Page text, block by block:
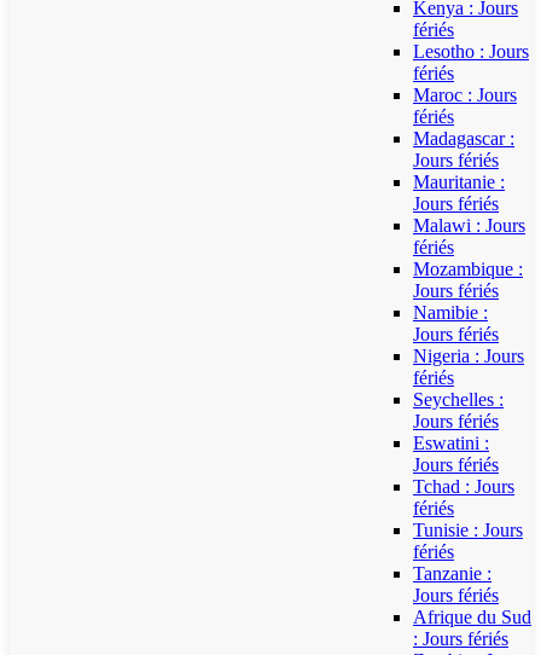
Kenya : Jours
fériés
Lesotho : Jours
fériés
Maroc : Jours
fériés
Madagascar :
Jours fériés
Mauritanie :
Jours fériés
Malawi : Jours
fériés
Mozambique :
Jours fériés
Namibie :
Jours fériés
Nigeria : Jours
fériés
Seychelles :
Jours fériés
Eswatini :
Jours fériés
Tchad : Jours
fériés
Tunisie : Jours
fériés
Tanzanie :
Jours fériés
Afrique du Sud
: Jours fériés